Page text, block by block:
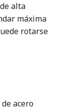
alta
máxima
rotarse
acero